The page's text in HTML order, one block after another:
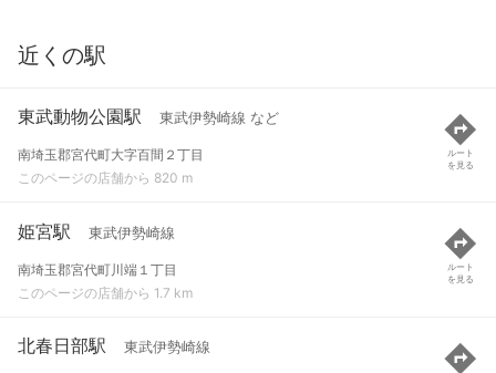
近くの駅
東武動物公園駅 東武伊勢崎線 など
南埼玉郡宮代町大字百間２丁目
このページの店舗から 820 m
ルート
を見る
姫宮駅 東武伊勢崎線
南埼玉郡宮代町川端１丁目
このページの店舗から 1.7 km
ルート
を見る
北春日部駅 東武伊勢崎線